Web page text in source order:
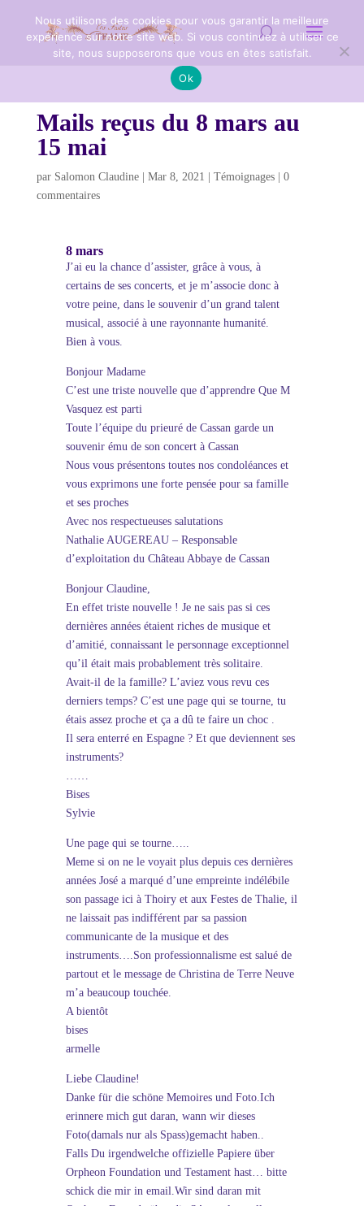
Mails reçus du 8 mars au
15 mai
par Salomon Claudine| Mar 8, 2021 Témoignages| 0
commentaires
8 mars
J’ai eu la chance d’assister, grâce à vous, à
certains de ses concerts, et je m’associe donc à
votre peine, dans le souvenir d’un grand talent
musical, associé à une rayonnante humanité.
Bien à vous.
Bonjour Madame
C’est une triste nouvelle que d’apprendre Que M
Vasquez est parti
Toute l’équipe du prieuré de Cassan garde un
souvenir ému de son concert à Cassan
Nous vous présentons toutes nos condoléances et
vous exprimons une forte pensée pour sa famille
et ses proches
Avec nos respectueuses salutations
Nathalie AUGEREAU – Responsable
d’exploitation du Château Abbaye de Cassan
Bonjour Claudine,
En effet triste nouvelle ! Je ne sais pas si ces
dernières années étaient riches de musique et
d’amitié, connaissant le personnage exceptionnel
qu’il était mais probablement très solitaire.
Avait-il de la famille? L’aviez vous revu ces
derniers temps? C’est une page qui se tourne, tu
étais assez proche et ça a dû te faire un choc .
Il sera enterré en Espagne ? Et que deviennent ses
instruments?
……
Bises
Sylvie
Une page qui se tourne…..
Meme si on ne le voyait plus depuis ces dernières
années José a marqué d’une empreinte indélébile
son passage ici à Thoiry et aux Festes de Thalie, il
ne laissait pas indifférent par sa passion
communicante de la musique et des
instruments….Son professionnalisme est salué de
partout et le message de Christina de Terre Neuve
m’a beaucoup touchée.
A bientôt
bises
armelle
Liebe Claudine!
Danke für die schöne Memoires und Foto.Ich
erinnere mich gut daran, wann wir dieses
Foto(damals nur als Spass)gemacht haben..
Falls Du irgendwelche offizielle Papiere über
Orpheon Foundation und Testament hast… bitte
schick die mir in email.Wir sind daran mit
Nous utilisons des cookies pour vous garantir la meilleure
expérience sur notre site web. Si vous continuez à utiliser ce
site, nous supposerons que vous en êtes satisfait.
Ok